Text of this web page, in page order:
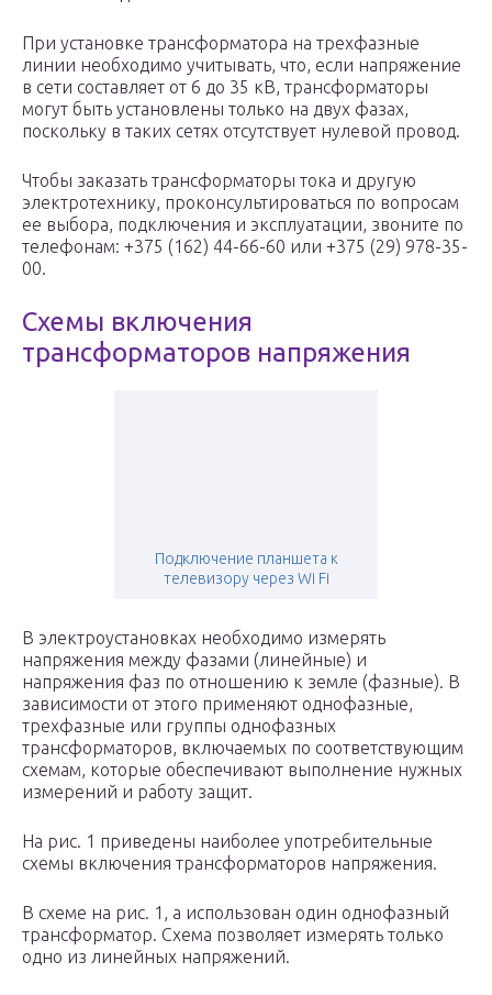
При установке трансформатора на трехфазные
линии необходимо учитывать, что, если напряжение
в сети составляет от 6 до 35 кВ, трансформаторы
могут быть установлены только на двух фазах,
поскольку в таких сетях отсутствует нулевой провод.
Чтобы заказать трансформаторы тока и другую
электротехнику, проконсультироваться по вопросам
ее выбора, подключения и эксплуатации, звоните по
телефонам: +375 (162) 44-66-60 или +375 (29) 978-35-
00.
Схемы включения
трансформаторов напряжения
Подключение планшета к
телевизору через Wi Fi
В электроустановках необходимо измерять
напряжения между фазами (линейные) и
напряжения фаз по отношению к земле (фазные). В
зависимости от этого применяют однофазные,
трехфазные или группы однофазных
трансформаторов, включаемых по соответствующим
схемам, которые обеспечивают выполнение нужных
измерений и работу защит.
На рис. 1 приведены наиболее употребительные
схемы включения трансформаторов напряжения.
В схеме на рис. 1, а использован один однофазный
трансформатор. Схема позволяет измерять только
одно из линейных напряжений.